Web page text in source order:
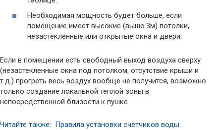
Необходимая мощность будет больше, если
помещение имеет высокие (выше 3м) потолки,
незастекленные или открытые окна и двери.
Если в помещении есть свободный выход воздуха сверху
(незастекленные окна под потолком, отсутствие крыши и
т.д.) прогреть весь воздух вообще не получится, возможно
только создание локальной теплой зоны в
непосредственной близости к пушке.
Читайте также: Правила установки счетчиков воды: